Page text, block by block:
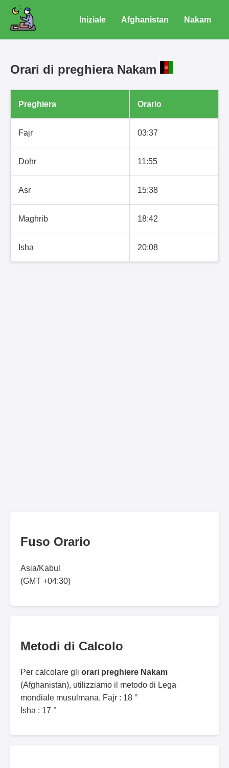
Iniziale Afghanistan Nakam
Orari di preghiera Nakam
Preghiera Orario
Fajr 03:37
Dohr 11:55
Asr 15:38
Maghrib 18:42
Isha 20:08
Fuso Orario
Asia/Kabul
(GMT +04:30)
Metodi di Calcolo
Per calcolare gli orari preghiere Nakam
(Afghanistan), utilizziamo il metodo di Lega
mondiale musulmana. Fajr : 18 °
Isha : 17 °